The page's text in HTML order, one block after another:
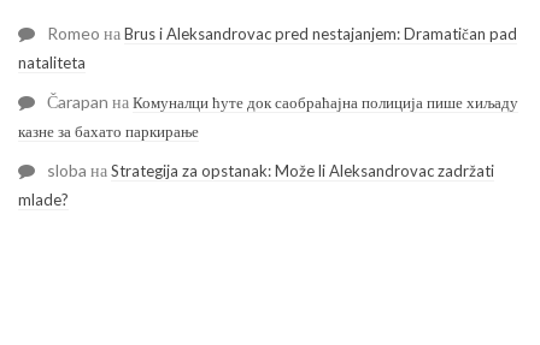
Romeo наBrus i Aleksandrovac pred nestajanjem: Dramatičan pad
nataliteta
Čarapan наКомуналци ћуте док саобраћајна полиција пише хиљаду
казне за бахато паркирање
sloba наStrategija za opstanak: Može li Aleksandrovac zadržati
mlade?